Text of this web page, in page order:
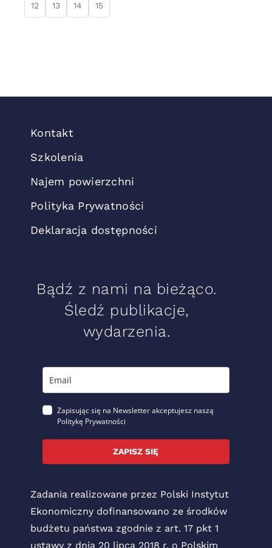
12 13 14 15
Kontakt
Szkolenia
Najem powierzchni
Polityka Prywatności
Deklaracja dostępności
Bądź z nami na bieżąco.
Śledź publikacje,
wydarzenia.
Zapisując się na Newsletter akceptujesz naszą
Politykę Prywatności
ZAPISZ SIĘ
Zadania realizowane przez Polski Instytut
Ekonomiczny dofinansowano ze środków
budżetu państwa zgodnie z art. 17 pkt 1
ustawy z dnia 20 lipca 2018 r. o Polskim